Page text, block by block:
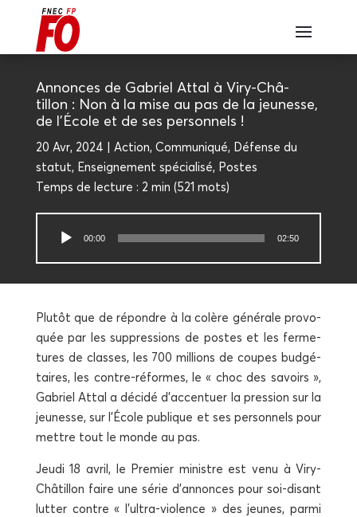
Annonces de Gabriel Attal à Viry-Châ­­
tillon : Non à la mise au pas de la jeu­nesse,
de l’École et de ses personnels !
20 Avr, 2024 Action, Com­mu­ni­qué, Défense du
sta­tut, Ensei­gne­ment spé­cia­li­sé, Postes
Temps de lec­ture : 2 min (521 mots)
Lecteur 00:00 02:50
Plu­tôt que de répondre à la colère géné­rale pro­vo­
quée par les sup­pres­sions de postes et les fer­me­
tures de classes, les 700 mil­lions de coupes bud­gé­
taires, les contre-réformes, le « choc des savoirs »,
Gabriel Attal a déci­dé d’accentuer la pres­sion sur la
jeu­nesse, sur l’École publique et ses per­son­nels pour
mettre tout le monde au pas.
Jeu­di 18 avril, le Pre­mier ministre est venu à Viry-
Châ­tillon faire une série d’annonces pour soi-disant
lut­ter contre « l’ultra-violence » des jeunes, par­mi